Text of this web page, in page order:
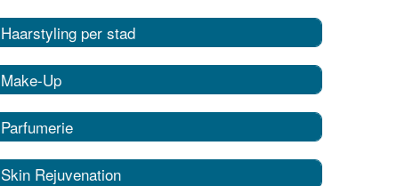
Haarstyling per stad
Make-Up
Parfumerie
Skin Rejuvenation